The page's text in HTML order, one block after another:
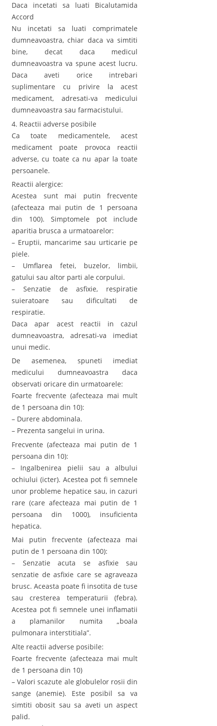
Daca incetati sa luati Bicalutamida
Accord
Nu incetati sa luati comprimatele
dumneavoastra, chiar daca va simtiti
bine, decat daca medicul
dumneavoastra va spune acest lucru.
Daca aveti orice intrebari
suplimentare cu privire la acest
medicament, adresati-va medicului
dumneavoastra sau farmacistului.
4. Reactii adverse posibile
Ca toate medicamentele, acest
medicament poate provoca reactii
adverse, cu toate ca nu apar la toate
persoanele.
Reactii alergice:
Acestea sunt mai putin frecvente
(afecteaza mai putin de 1 persoana
din 100). Simptomele pot include
aparitia brusca a urmatoarelor:
– Eruptii, mancarime sau urticarie pe
piele.
– Umflarea fetei, buzelor, limbii,
gatului sau altor parti ale corpului.
– Senzatie de asfixie, respiratie
suieratoare sau dificultati de
respiratie.
Daca apar acest reactii in cazul
dumneavoastra, adresati-va imediat
unui medic.
De asemenea, spuneti imediat
medicului dumneavoastra daca
observati oricare din urmatoarele:
Foarte frecvente (afecteaza mai mult
de 1 persoana din 10):
– Durere abdominala.
– Prezenta sangelui in urina.
Frecvente (afecteaza mai putin de 1
persoana din 10):
– Ingalbenirea pielii sau a albului
ochiului (icter). Acestea pot fi semnele
unor probleme hepatice sau, in cazuri
rare (care afecteaza mai putin de 1
persoana din 1000), insuficienta
hepatica.
Mai putin frecvente (afecteaza mai
putin de 1 persoana din 100):
– Senzatie acuta se asfixie sau
senzatie de asfixie care se agraveaza
brusc. Aceasta poate fi insotita de tuse
sau cresterea temperaturii (febra).
Acestea pot fi semnele unei inflamatii
a plamanilor numita „boala
pulmonara interstitiala”.
Alte reactii adverse posibile:
Foarte frecvente (afecteaza mai mult
de 1 persoana din 10)
– Valori scazute ale globulelor rosii din
sange (anemie). Este posibil sa va
simtiti obosit sau sa aveti un aspect
palid.